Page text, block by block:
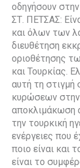
οδηγήσουν
ΣΤ. ΠΕΤΣΑΣ:
και όλων των
διευθέτηση
οριοθέτησης
και Τουρκίας.
αυτή τη στιγμή
κυρώσεων
αποκλιμάκωση
την τουρκική
ενέργειες που
ποιο είναι και
είναι το